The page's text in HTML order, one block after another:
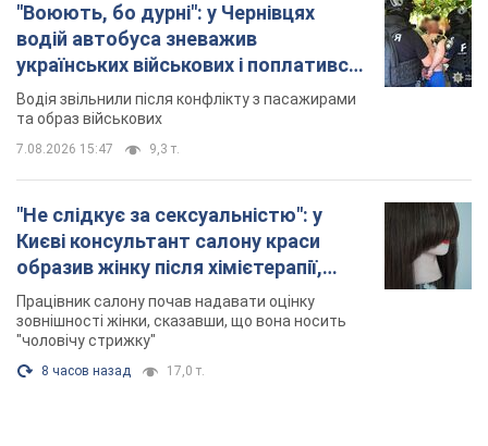
"Воюють, бо дурні": у Чернівцях
водій автобуса зневажив
українських військових і поплатився.
Відео
Водія звільнили після конфлікту з пасажирами
та образ військових
7.08.2026 15:47 9,3 т.
"Не слідкує за сексуальністю": у
Києві консультант салону краси
образив жінку після хімієтерапії,
розгорівся скандал. Фото
Працівник салону почав надавати оцінку
зовнішності жінки, сказавши, що вона носить
"чоловічу стрижку"
8 часов назад 17,0 т.